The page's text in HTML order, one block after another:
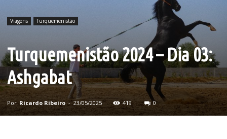
Viagens Turquemenistão
Turquemenistão 2024 – Dia 03:
Ashgabat
Por Ricardo Ribeiro - 23/05/2025 419 0